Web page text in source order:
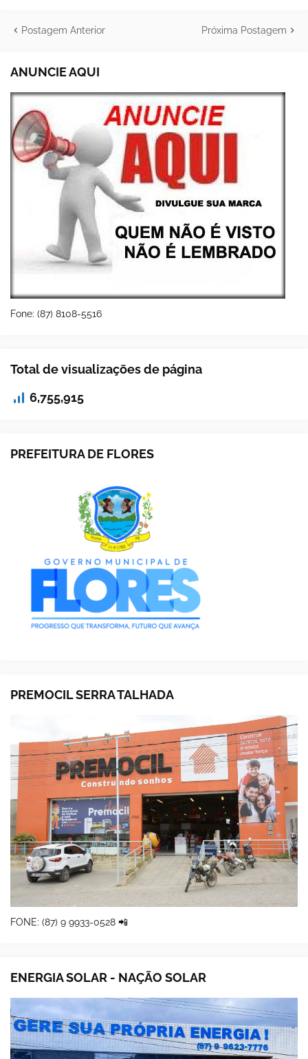
Postagem Anterior Próxima Postagem
ANUNCIE AQUI
Fone: (87) 8108-5516
Total de visualizações de página
6,755,915
PREFEITURA DE FLORES
PREMOCIL SERRA TALHADA
FONE: (87) 9 9933-0528 📲
ENERGIA SOLAR - NAÇÃO SOLAR